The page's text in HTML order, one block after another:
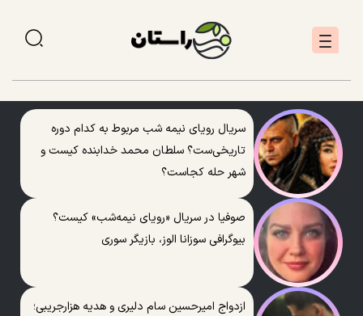
سریال رویای نیمه شب مربوط به کدام دوره
تاریخی‌ست؟ سلطان محمد خدابنده کیست و
شهر حله کجاست؟
صوفیا در سریال «رویای نیمه‌شب» کیست؟
بیوگرافی سوزانا الوز، بازیگر سوری
ازدواج امیرحسین سام دلیری و هدیه هزارجریبی؛